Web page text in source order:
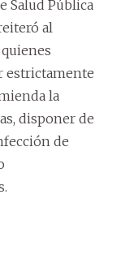
Salud Pública
al
estrictamente
la
disponer de
de